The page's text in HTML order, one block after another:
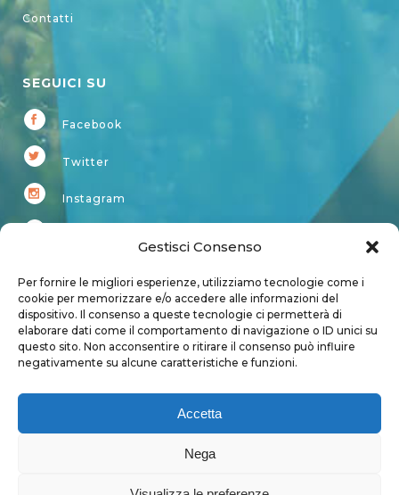
Gestisci Consenso
Per fornire le migliori esperienze, utilizziamo tecnologie come i
cookie per memorizzare e/o accedere alle informazioni del
dispositivo. Il consenso a queste tecnologie ci permetterà di
elaborare dati come il comportamento di navigazione o ID unici su
questo sito. Non acconsentire o ritirare il consenso può influire
negativamente su alcune caratteristiche e funzioni.
Accetta
Nega
Contatti
SEGUICI SU
Facebook
Twitter
Instagram
Account
Login